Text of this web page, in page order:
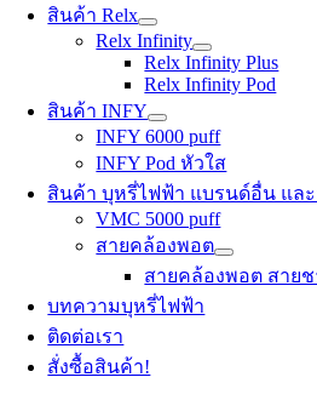
สินค้า Relx
Relx Infinity
Relx Infinity Plus
Relx Infinity Pod
สินค้า INFY
INFY 6000 puff
INFY Pod หัวใส
สินค้า บุหรี่ไฟฟ้า แบรนด์อื่น แล
VMC 5000 puff
สายคล้องพอต
สายคล้องพอต สาย
บทความบุหรี่ไฟฟ้า
ติดต่อเรา
สั่งซื้อสินค้า!